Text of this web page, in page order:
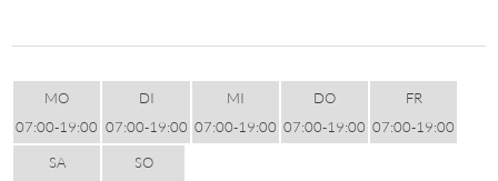
MO
07:00-19:00
DI
07:00-19:00
MI
07:00-19:00
DO
07:00-19:00
FR
07:00-19:00
SA
SO